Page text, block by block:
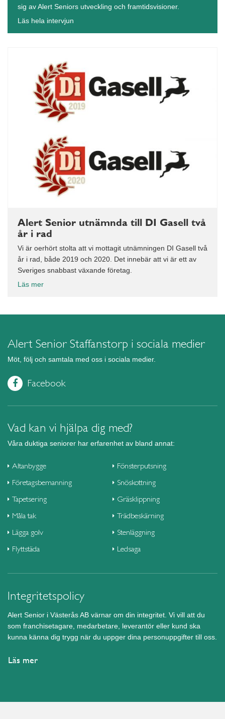
sig av Alert Seniors utveckling och framtidsvisioner.
Läs hela intervjun
Alert Senior utnämnda till DI Gasell två
år i rad
Vi är oerhört stolta att vi mottagit utnämningen DI Gasell två
år i rad, både 2019 och 2020. Det innebär att vi är ett av
Sveriges snabbast växande företag.
Läs mer
Alert Senior Staffanstorp i sociala medier
Möt, följ och samtala med oss i sociala medier.
Facebook
Vad kan vi hjälpa dig med?
Våra duktiga seniorer har erfarenhet av bland annat:
Altanbygge
Företagsbemanning
Tapetsering
Måla tak
Lägga golv
Flyttstäda
Fönsterputsning
Snöskottning
Gräsklippning
Trädbeskärning
Stenläggning
Ledsaga
Integritetspolicy
Alert Senior i Västerås AB värnar om din integritet. Vi vill att du
som franchisetagare, medarbetare, leverantör eller kund ska
kunna känna dig trygg när du uppger dina personuppgifter till oss.
Läs mer